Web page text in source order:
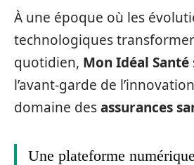
À une époque où les
technologiques
quotidien, Mon Idéal Santé
l’avant-garde de
domaine desassurances
Une plateforme